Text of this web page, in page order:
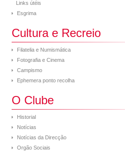
Links útéis
Esgrima
Cultura e Recreio
Filatelia e Numismática
Fotografia e Cinema
Campismo
Ephemera ponto recolha
O Clube
Historial
Notícias
Notícias da Direcção
Orgão Sociais